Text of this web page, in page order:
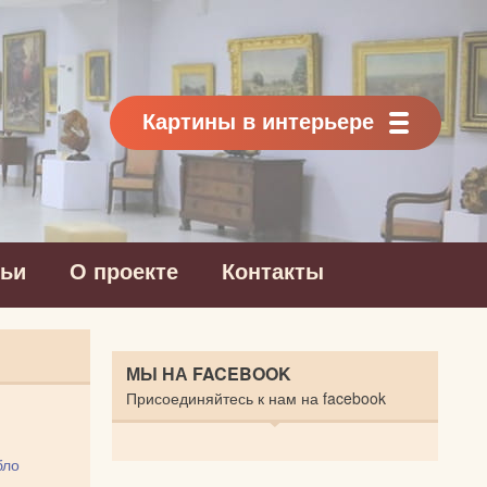
Картины в интерьере
О проекте Контакты
МЫ НА FACEBOOK
Присоединяйтесь к нам на facebook